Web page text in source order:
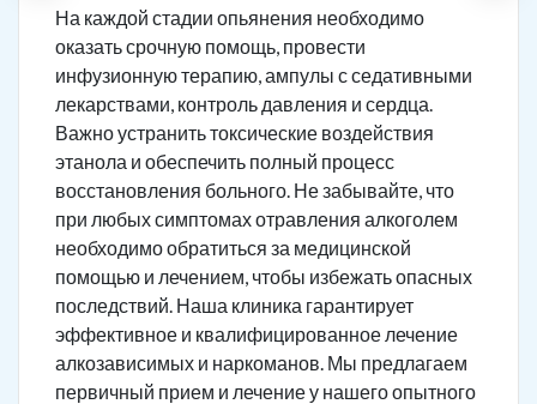
На каждой стадии опьянения необходимо
оказать срочную помощь, провести
инфузионную терапию, ампулы с седативными
лекарствами, контроль давления и сердца.
Важно устранить токсические воздействия
этанола и обеспечить полный процесс
восстановления больного. Не забывайте, что
при любых симптомах отравления алкоголем
необходимо обратиться за медицинской
помощью и лечением, чтобы избежать опасных
последствий. Наша клиника гарантирует
эффективное и квалифицированное лечение
алкозависимых и наркоманов. Мы предлагаем
первичный прием и лечение у нашего опытного